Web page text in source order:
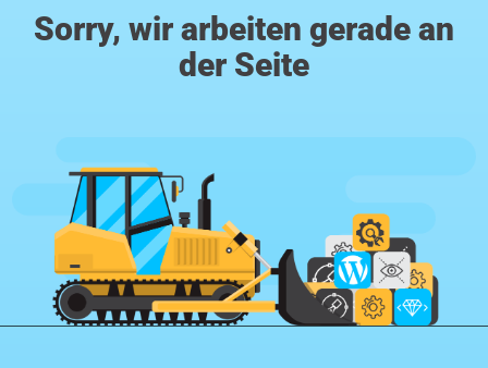
Sorry, wir arbeiten gerade an
der Seite